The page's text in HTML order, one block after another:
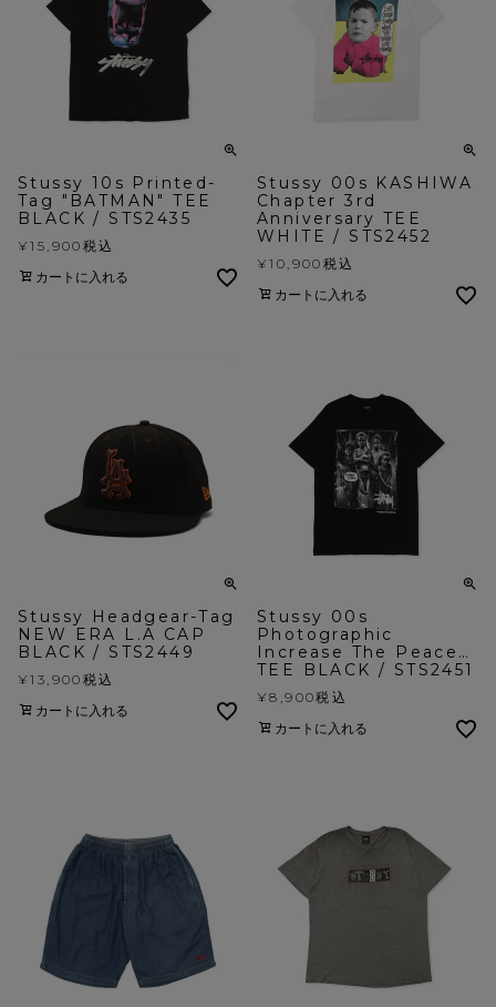
Stussy 10s Printed-
Tag "BATMAN" TEE
BLACK / STS2435
¥15,900 税込
カートに入れる
Stussy 00s KASHIWA
Chapter 3rd
Anniversary TEE
WHITE / STS2452
¥10,900 税込
カートに入れる
Stussy Headgear-Tag
NEW ERA L.A CAP
BLACK / STS2449
¥13,900 税込
カートに入れる
Stussy 00s
Photographic
Increase The Peace…
TEE BLACK / STS2451
¥8,900税込
カートに入れる